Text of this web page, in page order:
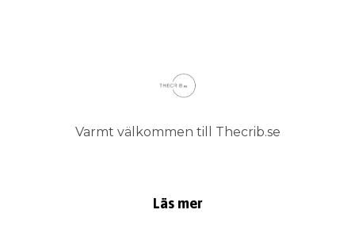
Varmt välkommen till Thecrib.se
Läs mer